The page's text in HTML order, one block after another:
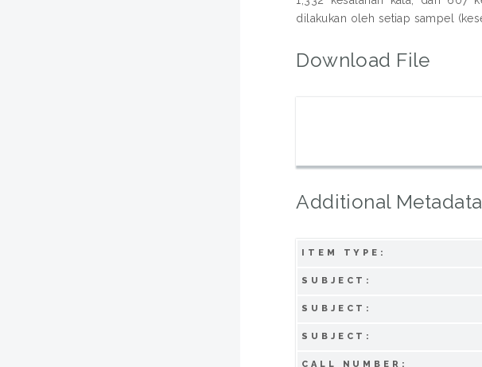
dilakukan oleh setiap sampel
Download File
Additional Metadata
ITEM TYPE:
SUBJECT:
SUBJECT:
SUBJECT:
CALL NUMBER: